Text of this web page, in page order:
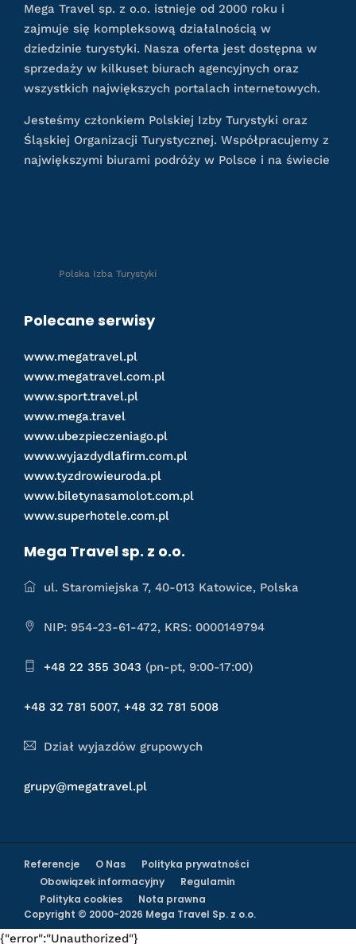
Mega Travel sp. z o.o. istnieje od 2000 roku i
zajmuje się kompleksową działalnością w
dziedzinie turystyki. Nasza oferta jest dostępna w
sprzedaży w kilkuset biurach agencyjnych oraz
wszystkich największych portalach internetowych.
Jesteśmy członkiem Polskiej Izby Turystyki oraz
Śląskiej Organizacji Turystycznej. Współpracujemy z
największymi biurami podróży w Polsce i na świecie
Polska Izba Turystyki
Polecane serwisy
www.megatravel.pl
www.megatravel.com.pl
www.sport.travel.pl
www.mega.travel
www.ubezpieczeniago.pl
www.wyjazdydlafirm.com.pl
www.tyzdrowieuroda.pl
www.biletynasamolot.com.pl
www.superhotele.com.pl
Mega Travel sp. z o.o.
ul. Staromiejska 7, 40-013 Katowice, Polska
NIP: 954-23-61-472, KRS: 0000149794
+48 22 355 3043 (pn-pt, 9:00-17:00)
+48 32 781 5007, +48 32 781 5008
Dział wyjazdów grupowych
grupy@megatravel.pl
Referencje O Nas
Polityka prywatności
Obowiązek informacyjny
Regulamin
Polityka cookies
Nota prawna
Copyright © 2000-2026 Mega Travel Sp. z o.o.
{"error":"Unauthorized"}